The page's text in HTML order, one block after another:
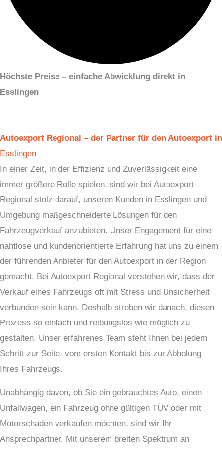
Höchste Preise – einfache Abwicklung direkt in
Esslingen
Autoexport Regional – der Partner für den Autoexport in
Esslingen
In einer Zeit, in der Effizienz und Zuverlässigkeit eine
immer größere Rolle spielen, sind wir bei Autoexport
Regional stolz darauf, unseren Kunden in Esslingen und
Umgebung maßgeschneiderte Lösungen für den
Fahrzeugverkauf anzubieten. Unser Engagement für eine
nahtlose und kundenorientierte Erfahrung hat uns zu einem
der führenden Anbieter für den Autoexport in der Region
gemacht. Bei Autoexport Regional verstehen wir, dass der
Verkauf eines Fahrzeugs oft mit Stress und Unsicherheit
verbunden sein kann. Deshalb streben wir danach, diesen
Prozess so einfach und reibungslos wie möglich zu
gestalten. Unser erfahrenes Team steht Ihnen bei jedem
Schritt zur Seite, vom ersten Kontakt bis zur Abholung
Ihres Fahrzeugs.
Unabhängig davon, ob Sie ein gebrauchtes Auto, einen
Unfallwagen, ein Fahrzeug ohne gültigen TÜV oder mit
Motorschaden verkaufen möchten, sind wir Ihr
Ansprechpartner. Mit unserem breiten Spektrum an